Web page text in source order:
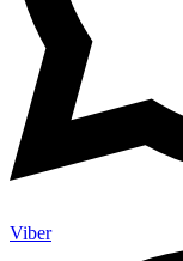
Viber